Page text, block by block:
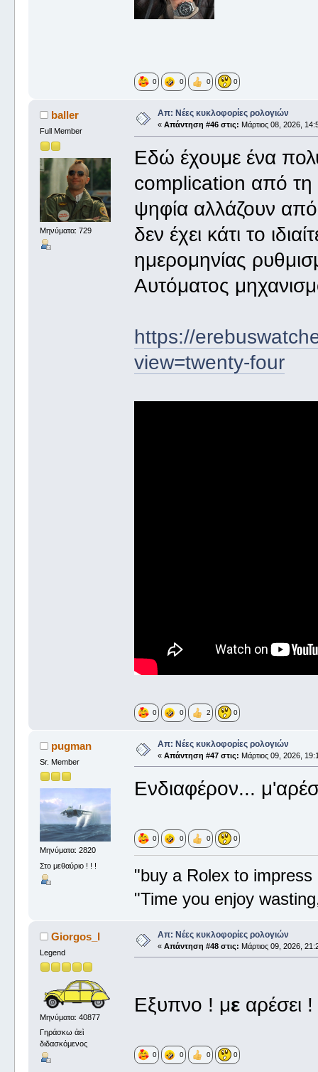
0 0 0 0
baller
Full Member
Μηνύματα: 729
Απ: Νέες κυκλοφορίες ρολογιών
« Απάντηση #46 στις: Μάρτιος 08, 2026,
Εδώ έχουμε ένα
complication από
ψηφία αλλάζουν
δεν έχει κάτι το
ημερομηνίας
Αυτόματος
https://
view=twenty-four
0 0 2 0
pugman
Sr. Member
Μηνύματα: 2820
Στο μεθαύριο ! ! !
Απ: Νέες κυκλοφορίες ρολογιών
« Απάντηση #47 στις: Μάρτιος 09, 2026,
Ενδιαφέρον...
0 0 0 0
"buy a Rolex to
"Time you enjoy
Giorgos_I
Legend
Μηνύματα: 40877
Γηράσκω ἀεὶ
διδασκόμενος
Απ: Νέες κυκλοφορίες ρολογιών
« Απάντηση #48 στις: Μάρτιος 09, 2026,
Εξυπνο ! με αρέσει
0 0 0 0